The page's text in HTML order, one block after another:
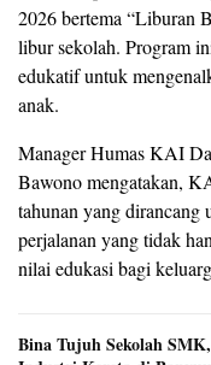
2026 bertema “Liburan
libur sekolah. Program
edukatif untuk
anak.
Manager Humas KAI
Bawono mengatakan,
tahunan yang dirancang
perjalanan yang tidak
nilai edukasi bagi
Bina Tujuh Sekolah